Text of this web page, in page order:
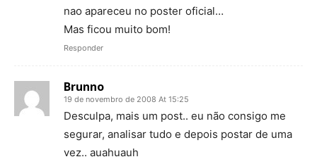
nao apareceu no poster oficial…
Mas ficou muito bom!
Responder
Brunno
19 de novembro de 2008 At 15:25
Desculpa, mais um post.. eu não consigo me
segurar, analisar tudo e depois postar de uma
vez.. auahuauh